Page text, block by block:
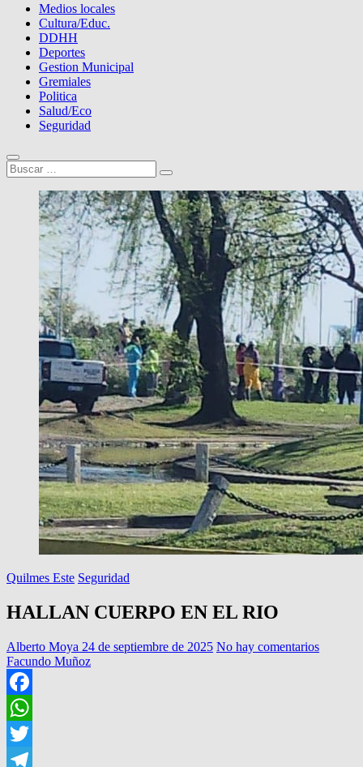
Medios locales
Cultura/Educ.
DDHH
Deportes
Gestion Municipal
Gremiales
Politica
Salud/Eco
Seguridad
Buscar
…
Quilmes Este Seguridad
HALLAN CUERPO EN EL RIO
Alberto Moya 24 de septiembre de 2025 No hay comentarios
Facundo Muñoz
Facebook
WhatsApp
Twitter